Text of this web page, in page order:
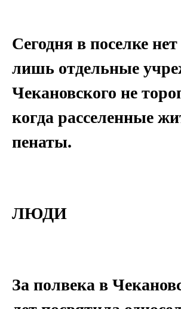
Сегодня в поселке
лишь отдельные
Чекановского не
когда расселенные
пенаты.
ЛЮДИ
За полвека в